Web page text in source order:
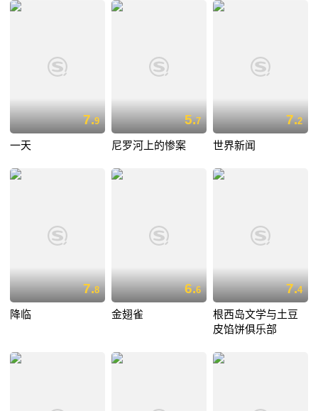
7.9
一天
5.7
尼罗河上的惨案
7.2
世界新闻
7.8
降临
6.6
金翅雀
7.4
根西岛文学与土豆
皮馅饼俱乐部